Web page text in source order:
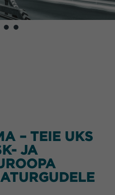
– TEIE UKS
JA